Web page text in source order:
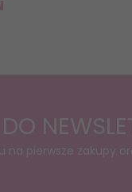
na pierwsze zakupy